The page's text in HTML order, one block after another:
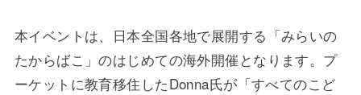
本イベントは、日本全国各地で展開する「みらいの
たからばこ」のはじめての海外開催となります。プ
ーケットに教育移住したDonna氏が「すべてのこど